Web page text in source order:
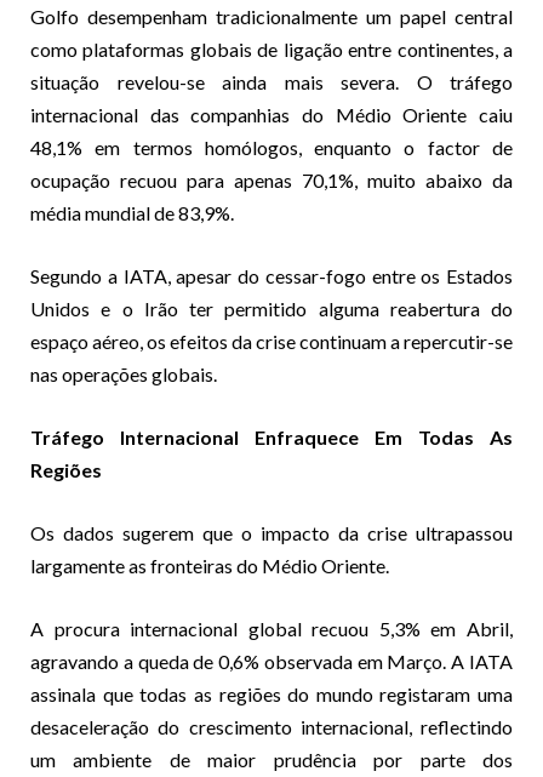
Golfo desempenham tradicionalmente um papel central
como plataformas globais de ligação entre continentes, a
situação revelou-se ainda mais severa. O tráfego
internacional das companhias do Médio Oriente caiu
48,1% em termos homólogos, enquanto o factor de
ocupação recuou para apenas 70,1%, muito abaixo da
média mundial de 83,9%.
Segundo a IATA, apesar do cessar-fogo entre os Estados
Unidos e o Irão ter permitido alguma reabertura do
espaço aéreo, os efeitos da crise continuam a repercutir-se
nas operações globais.
Tráfego Internacional Enfraquece Em Todas As
Regiões
Os dados sugerem que o impacto da crise ultrapassou
largamente as fronteiras do Médio Oriente.
A procura internacional global recuou 5,3% em Abril,
agravando a queda de 0,6% observada em Março. A IATA
assinala que todas as regiões do mundo registaram uma
desaceleração do crescimento internacional, reflectindo
um ambiente de maior prudência por parte dos